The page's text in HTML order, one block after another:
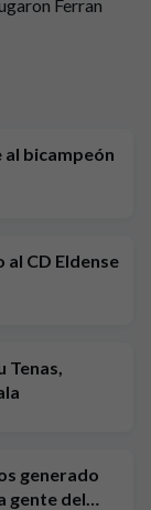
Ferran
al bicampeón
CD Eldense
Tenas,
generado
gente del